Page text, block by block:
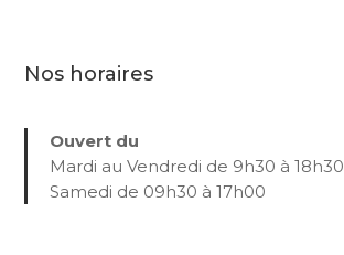
Nos horaires
Ouvert du
Mardi au Vendredi de 9h30 à 18h30
Samedi de 09h30 à 17h00